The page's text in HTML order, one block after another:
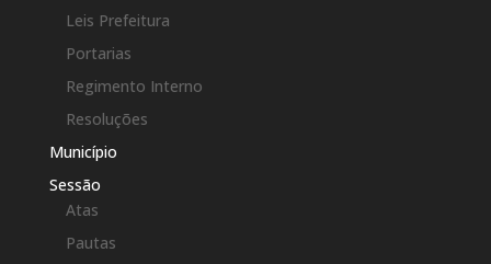
Leis Prefeitura
Portarias
Regimento Interno
Resoluções
Município
Sessão
Atas
Pautas